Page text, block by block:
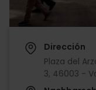
Dirección
Plaza del
3, 46003 -